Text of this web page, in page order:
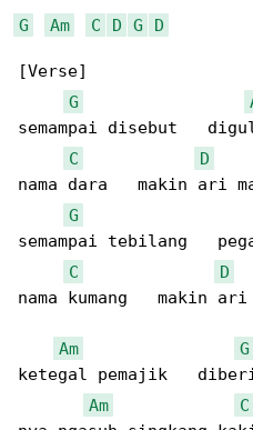
G
Am C D G D
[Verse]
G
semampai disebut
C
D
nama dara   makin ari
G
semampai tebilang
C
D
nama kumang   makin
Am
G
ketegal pemajik
Am
C